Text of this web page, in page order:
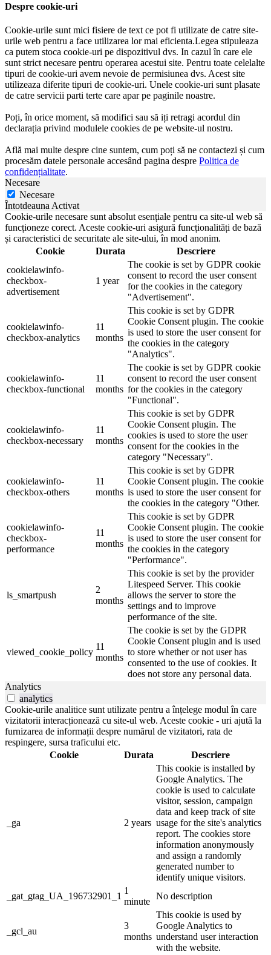
Despre cookie-uri
Cookie-urile sunt mici fisiere de text ce pot fi utilizate de catre site-
urile web pentru a face utilizarea lor mai eficienta.Legea stipuleaza
ca putem stoca cookie-uri pe dispozitivul dvs. In cazul în care ele
sunt strict necesare pentru operarea acestui site. Pentru toate celelalte
tipuri de cookie-uri avem nevoie de permisiunea dvs. Acest site
utilizeaza diferite tipuri de cookie-uri. Unele cookie-uri sunt plasate
de catre servicii parti terte care apar pe paginile noastre.
Poți, în orice moment, să modifici sau să iți retragi acordul din
declarația privind modulele cookies de pe website-ul nostru.
Află mai multe despre cine suntem, cum poți să ne contactezi și cum
procesăm datele personale accesând pagina despre Politica de
confidențialitate.
Necesare
Necesare
Întotdeauna Activat
Cookie-urile necesare sunt absolut esențiale pentru ca site-ul web să
funcționeze corect. Aceste cookie-uri asigură funcționalități de bază
și caracteristici de securitate ale site-ului, în mod anonim.
Cookie
Durata
Descriere
cookielawinfo-
checkbox-
advertisement
1 year
The cookie is set by GDPR cookie
consent to record the user consent
for the cookies in the category
"Advertisement".
cookielawinfo-
checkbox-analytics
11
months
This cookie is set by GDPR
Cookie Consent plugin. The cookie
is used to store the user consent for
the cookies in the category
"Analytics".
cookielawinfo-
checkbox-functional
11
months
The cookie is set by GDPR cookie
consent to record the user consent
for the cookies in the category
"Functional".
cookielawinfo-
checkbox-necessary
11
months
This cookie is set by GDPR
Cookie Consent plugin. The
cookies is used to store the user
consent for the cookies in the
category "Necessary".
cookielawinfo-
checkbox-others
11
months
This cookie is set by GDPR
Cookie Consent plugin. The cookie
is used to store the user consent for
the cookies in the category "Other.
cookielawinfo-
checkbox-
performance
11
months
This cookie is set by GDPR
Cookie Consent plugin. The cookie
is used to store the user consent for
the cookies in the category
"Performance".
ls_smartpush
2
months
This cookie is set by the provider
Litespeed Server. This cookie
allows the server to store the
settings and to improve
performance of the site.
viewed_cookie_policy
11
months
The cookie is set by the GDPR
Cookie Consent plugin and is used
to store whether or not user has
consented to the use of cookies. It
does not store any personal data.
Analytics
analytics
Cookie-urile analitice sunt utilizate pentru a înțelege modul în care
vizitatorii interacționează cu site-ul web. Aceste cookie - uri ajută la
furnizarea de informații despre numărul de vizitatori, rata de
respingere, sursa traficului etc.
Cookie
Durata Descriere
_ga 2 years
This cookie is installed by
Google Analytics. The
cookie is used to calculate
visitor, session, campaign
data and keep track of site
usage for the site's analytics
report. The cookies store
information anonymously
and assign a randomly
generated number to
identify unique visitors.
_gat_gtag_UA_196732901_1
1
minute
No description
_gcl_au
3
months
This cookie is used by
Google Analytics to
understand user interaction
with the website.